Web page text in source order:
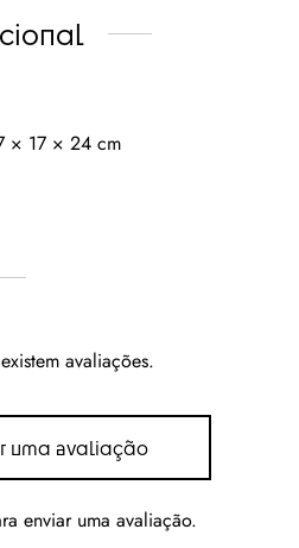
× 17 × 24 cm
avaliações.
uma avaliação
enviar uma avaliação.